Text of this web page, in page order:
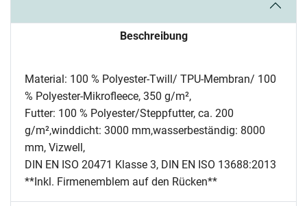
Beschreibung
Material: 100 % Polyester-Twill/ TPU-Membran/ 100
% Polyester-Mikrofleece, 350 g/m²,
Futter: 100 % Polyester/Steppfutter, ca. 200
g/m²,winddicht: 3000 mm,wasserbeständig: 8000
mm, Vizwell,
DIN EN ISO 20471 Klasse 3, DIN EN ISO 13688:2013
**Inkl. Firmenemblem auf den Rücken**